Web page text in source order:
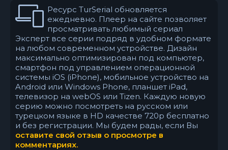
Ресурс TurSerial обновляется
ежедневно. Плеер на сайте позволяет
просматривать любимый сериал
Эксперт все серии подряд в удобном формате
на любом современном устройстве. Дизайн
максимально оптимизирован под компьютер,
смартфон под управлением операционной
системы iOS (iPhone), мобильное устройство на
Android или Windows Phone, планшет iPad,
телевизор на webOS или Tizen. Каждую новую
серию можно посмотреть на русском или
турецком языке в HD качестве 720p бесплатно
и без регистрации. Мы будем рады, если Вы
оставите свой отзыв о просмотре в
комментариях.